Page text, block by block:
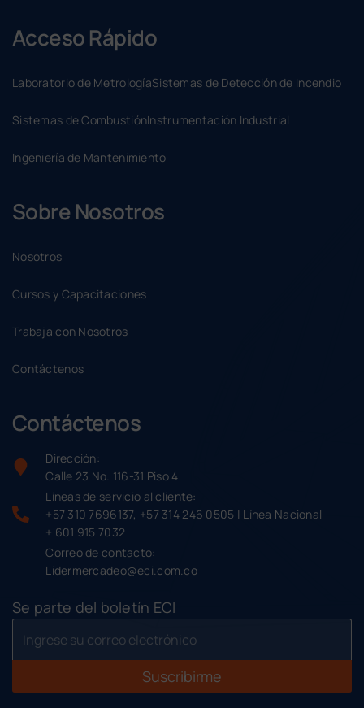
Acceso Rápido
Laboratorio de MetrologíaSistemas de Detección de Incendio
Sistemas de CombustiónInstrumentación Industrial
Ingeniería de Mantenimiento
Sobre Nosotros
Nosotros
Cursos y Capacitaciones
Trabaja con Nosotros
Contáctenos
Contáctenos
Dirección:
Calle 23 No. 116-31 Piso 4
Líneas de servicio al cliente:
+57 310 7696137, +57 314 246 0505 | Línea Nacional
+ 601 915 7032
Correo de contacto:
Lidermercadeo@eci.com.co
Se parte del boletín ECI
Suscribirme